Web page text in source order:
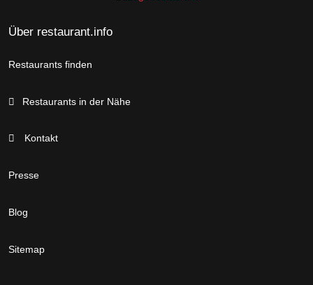
Über restaurant.info
Restaurants finden
Restaurants in der Nähe
Kontakt
Presse
Blog
Sitemap